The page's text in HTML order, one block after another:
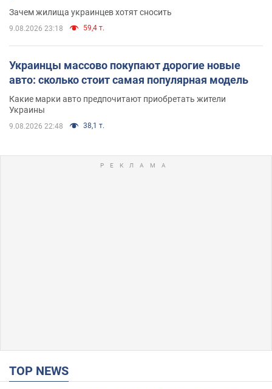
Зачем жилища украинцев хотят сносить
9.08.2026 23:18 59,4 т.
Украинцы массово покупают дорогие новые
авто: сколько стоит самая популярная модель
Какие марки авто предпочитают приобретать жители
Украины
9.08.2026 22:48 38,1 т.
TOP NEWS